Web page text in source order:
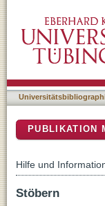
PUBLIKATION
Hilfe und
Stöbern